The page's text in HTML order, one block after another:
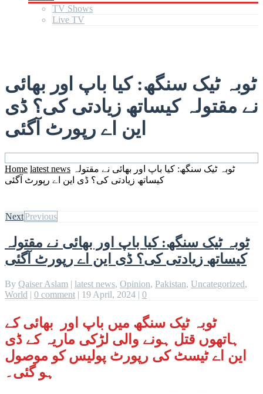
TV Shows
Live TV
ٹوبہ ٹیک سنگھ: کیا باپ اور بھائی
نے مقتولہ کیساتھ زیادتی کی؟ ڈی
این اے رپورٹ آگئی
Home latest news
ٹوبہ ٹیک سنگھ: کیا باپ اور بھائی نے مقتولہ
کیساتھ زیادتی کی؟ ڈی این اے رپورٹ آگئی
NextPrevious
ٹوبہ ٹیک سنگھ: کیا باپ اور بھائی نے مقتولہ
کیساتھ زیادتی کی؟ ڈی این اے رپورٹ آگئی
By Qaiser Aslam | latest news, Opinion, Pakistan, Uncategorized,
World | 0 comment | 19 April, 2024 | 0
ٹوبہ ٹیک سنگھ میں باپ اور بھائی کے
ہاتھوں قتل ہونے والی لڑکی ماریہ کے ڈی
این اے ٹیسٹ کی رپورٹ پولیس کو موصول
ہو گئی۔